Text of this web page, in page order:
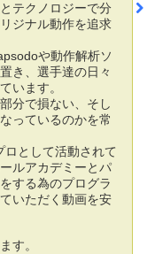
テクノロジーで分
ジナル動作を追求
や動作解析ソ
き、選手達の日々
います。
分で損ない、そし
っているのかを常
として活動されて
ルアカデミーとパ
する為のプログラ
いただく動画を安
す。